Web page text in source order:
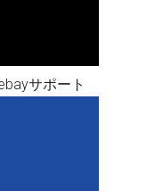
サポート